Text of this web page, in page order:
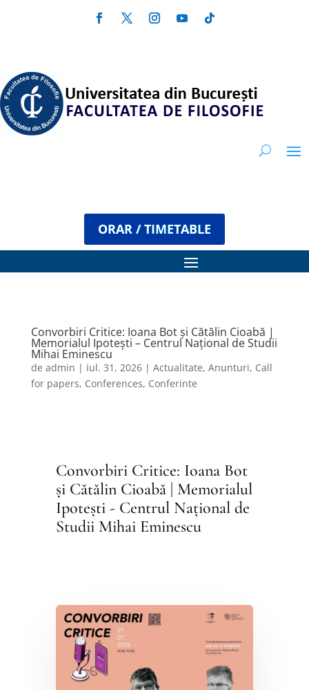
ORAR / TIMETABLE
Convorbiri Critice: Ioana Bot și Cătălin Cioabă |
Memorialul Ipotești – Centrul Național de Studii
Mihai Eminescu
de admin | iul. 31, 2026| Actualitate, Anunturi, Call
for papers, Conferences, Conferinte
Convorbiri Critice: Ioana Bot
și Cătălin Cioabă | Memorialul
Ipotești - Centrul Național de
Studii Mihai Eminescu